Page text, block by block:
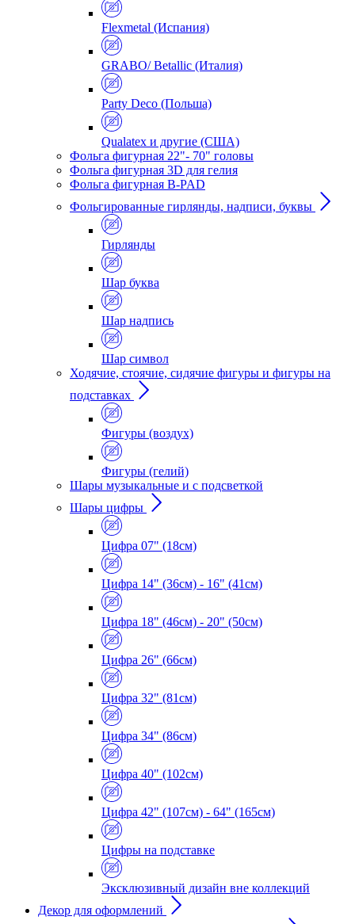
Flexmetal (Испания)
GRABO/ Betallic (Италия)
Party Deco (Польша)
Qualatex и другие (США)
Фольга фигурная 22"- 70" головы
Фольга фигурная 3D для гелия
Фольга фигурная B-PAD
Фольгированные гирлянды, надписи, буквы
Гирлянды
Шар буква
Шар надпись
Шар символ
Ходячие, стоячие, сидячие фигуры и фигуры на
подставках
Фигуры (воздух)
Фигуры (гелий)
Шары музыкальные и с подсветкой
Шары цифры
Цифра 07" (18см)
Цифра 14" (36см) - 16" (41см)
Цифра 18" (46см) - 20" (50см)
Цифра 26" (66см)
Цифра 32" (81см)
Цифра 34" (86см)
Цифра 40" (102см)
Цифра 42" (107см) - 64" (165см)
Цифры на подставке
Эксклюзивный дизайн вне коллекций
Декор для оформлений